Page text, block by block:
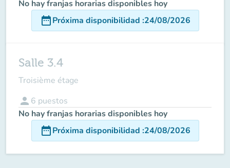
No hay franjas horarias disponibles hoy
date_rangePróxima disponibilidad :24/08/2026
Salle 3.4
Troisième étage
person 6 puestos
No hay franjas horarias disponibles hoy
date_rangePróxima disponibilidad :24/08/2026